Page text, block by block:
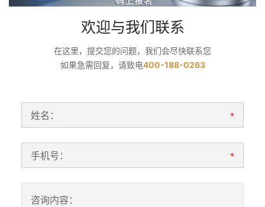
欢迎与我们联系
在这里，提交您的问题，我们会尽快联系您
如果急需回复，请致电400-188-0263
姓名： *
手机号： *
咨询内容：